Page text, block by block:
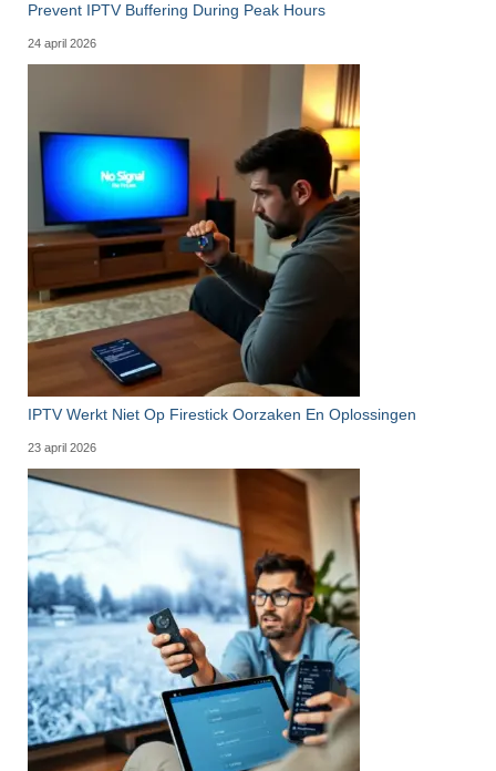
Prevent IPTV Buffering During Peak Hours
24 april 2026
IPTV Werkt Niet Op Firestick Oorzaken En Oplossingen
23 april 2026